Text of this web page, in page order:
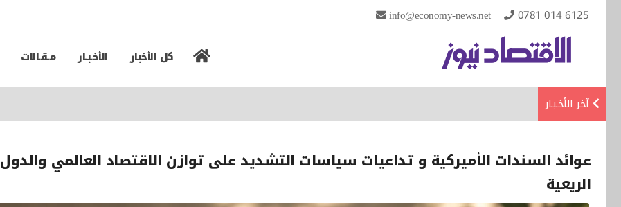
info@economy-news.net 0781 014 6125
كل الأخبار الأخـبـار مـقـالات
آخر الأخـبـار
عوائد السندات الأميركية و تداعيات سياسات التشديد على توازن الاقتصاد العالمي والدول
الريعية